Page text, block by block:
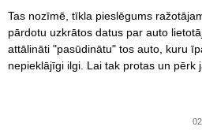
Tas nozīmē, tīkla pieslēgums
pārdotu uzkrātos datus par auto
attālināti "pasūdinātu" tos auto, kuru
nepieklājīgi ilgi. Lai tak protas un pērk